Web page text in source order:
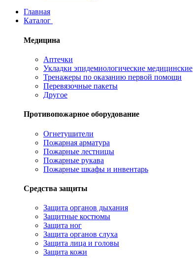
Главная
Каталог
Медицина
Аптечки
Укладки эпидемиологические медицинские
Тренажеры по оказанию первой помощи
Перевязочные пакеты
Другое
Противопожарное оборудование
Огнетушители
Пожарная арматура
Пожарные лестницы
Пожарные рукава
Пожарные шкафы и инвентарь
Средства защиты
Защита органов дыхания
Защитные костюмы
Защита ног
Защита органов слуха
Защита лица и головы
Защита кожи